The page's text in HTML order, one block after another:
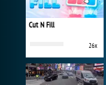
Cut N Fill
26x